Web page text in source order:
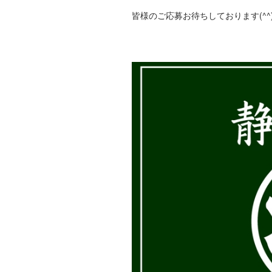
皆様のご応募お待ちしております